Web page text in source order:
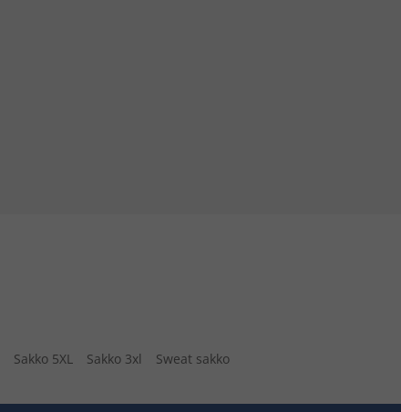
Sakko 5XL Sakko 3xl Sweat sakko